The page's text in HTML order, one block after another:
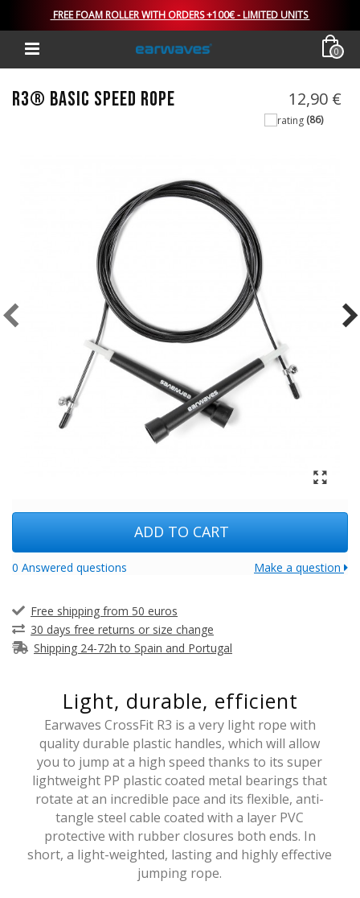
FREE FOAM ROLLER WITH ORDERS +100€ - LIMITED UNITS
0
R3® BASIC SPEED ROPE 12,90 €
(86)
ADD TO CART
0 Answered questions Make a question
Free shipping from 50 euros
30 days free returns or size change
Shipping 24-72h to Spain and Portugal
Light, durable, efficient
Earwaves CrossFit R3 is a very light rope with
quality durable plastic handles, which will allow
you to jump at a high speed thanks to its super
lightweight PP plastic coated metal bearings that
rotate at an incredible pace and its flexible, anti-
tangle steel cable coated with a layer PVC
protective with rubber closures both ends. In
short, a light-weighted, lasting and highly effective
jumping rope.